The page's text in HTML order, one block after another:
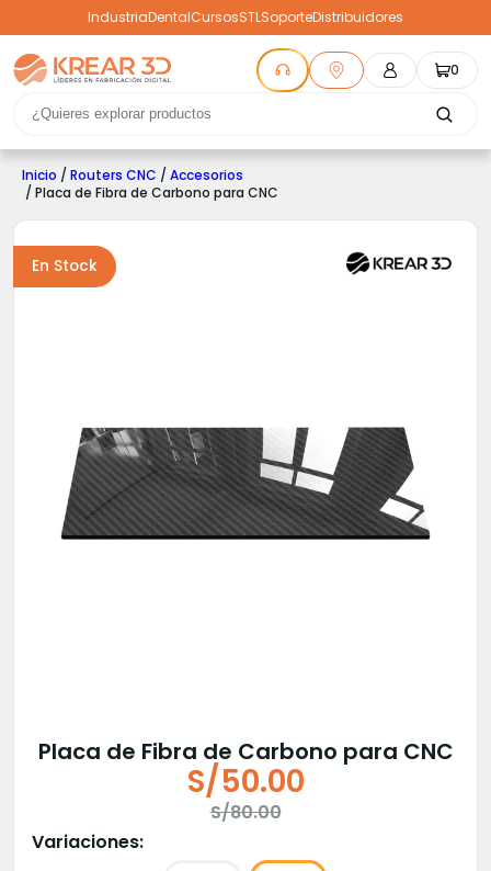
IndustriaDentalCursosSTLSoporteDistribuidores
0
Inicio / Routers CNC / Accesorios
/ Placa de Fibra de Carbono para CNC
En Stock
Placa de Fibra de Carbono para CNC
S/80.00
precio
S/50.00
precio
Variaciones: